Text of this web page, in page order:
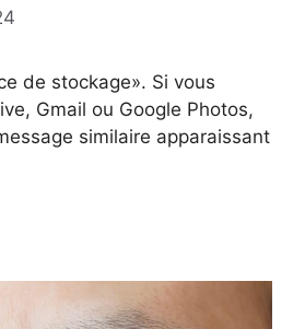
de stockage». Si vous
Gmail ou Google Photos,
similaire apparaissant